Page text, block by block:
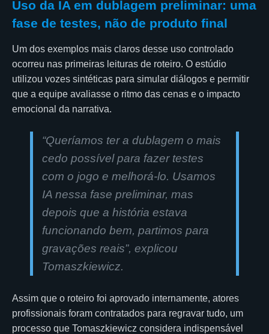
Uso da IA em dublagem preliminar: uma
fase de testes, não de produto final
Um dos exemplos mais claros desse uso controlado
ocorreu nas primeiras leituras de roteiro. O estúdio
utilizou vozes sintéticas para simular diálogos e permitir
que a equipe avaliasse o ritmo das cenas e o impacto
emocional da narrativa.
“Queríamos ter a dublagem o mais
cedo possível para fazer testes
com o jogo e melhorá-lo. Usamos
IA nessa fase preliminar, mas
depois que a história estava
funcionando bem, partimos para
gravações reais”, explicou
Tomaszkiewicz.
Assim que o roteiro foi aprovado internamente, atores
profissionais foram contratados para regravar tudo, um
processo que Tomaszkiewicz considera indispensável